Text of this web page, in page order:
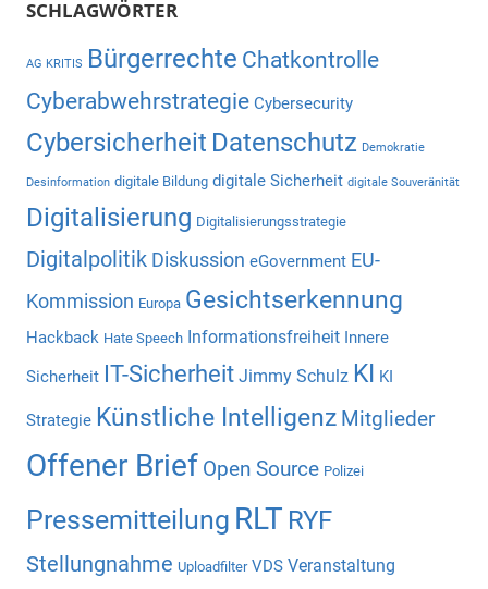
SCHLAGWÖRTER
AG KRITIS Bürgerrechte Chatkontrolle
Cyberabwehrstrategie Cybersecurity
Cybersicherheit Datenschutz Demokratie
Desinformation digitale Bildung digitale Sicherheit digitale Souveränität
Digitalisierung Digitalisierungsstrategie
Digitalpolitik Diskussion eGovernment EU-
Kommission Europa Gesichtserkennung
Hackback Hate Speech Informationsfreiheit Innere
Sicherheit IT-Sicherheit Jimmy Schulz KI KI
Strategie Künstliche Intelligenz Mitglieder
Offener Brief Open Source Polizei
Pressemitteilung RLT RYF
Stellungnahme Uploadfilter VDS Veranstaltung